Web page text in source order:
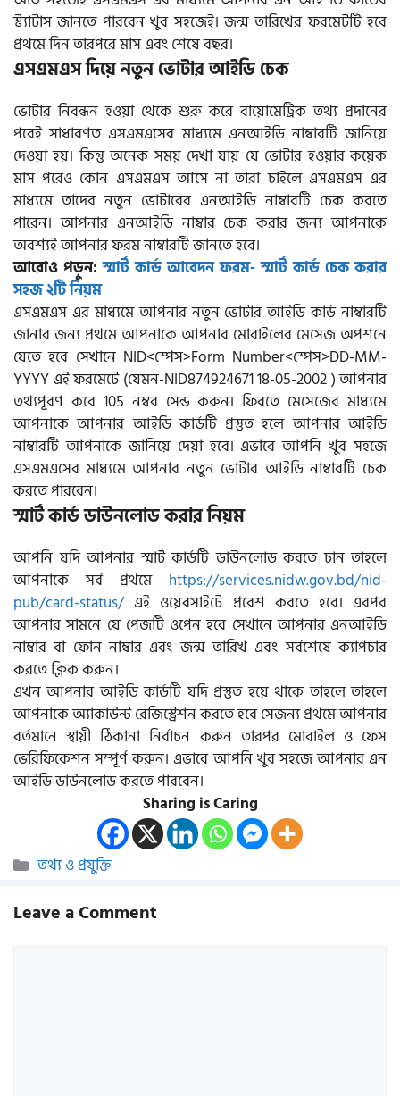
স্ট্যাটাস জানতে পারবেন খুব সহজেই। জন্ম তারিখের ফরমেটটি হবে
প্রথমে দিন তারপরে মাস এবং শেষে বছর।
এসএমএস দিয়ে নতুন ভোটার আইডি চেক
ভোটার নিবন্ধন হওয়া থেকে শুরু করে বায়োমেট্রিক তথ্য প্রদানের
পরেই সাধারণত এসএমএসের মাধ্যমে এনআইডি নাম্বারটি জানিয়ে
দেওয়া হয়। কিন্তু অনেক সময় দেখা যায় যে ভোটার হওয়ার কয়েক
মাস পরেও কোন এসএমএস আসে না তারা চাইলে এসএমএস এর
মাধ্যমে তাদের নতুন ভোটারের এনআইডি নাম্বারটি চেক করতে
পারেন। আপনার এনআইডি নাম্বার চেক করার জন্য আপনাকে
অবশ্যই আপনার ফরম নাম্বারটি জানতে হবে।
আরোও পড়ুন: স্মার্ট কার্ড আবেদন ফরম- স্মার্ট কার্ড চেক করার
সহজ ২টি নিয়ম
এসএমএস এর মাধ্যমে আপনার নতুন ভোটার আইডি কার্ড নাম্বারটি
জানার জন্য প্রথমে আপনাকে আপনার মোবাইলের মেসেজ অপশনে
যেতে হবে সেখানে NID<স্পেস>Form Number<স্পেস>DD-MM-
YYYY এই ফরমেটে (যেমন-NID874924671 18-05-2002 ) আপনার
তথ্যপূরণ করে 105 নম্বর সেন্ড করুন। ফিরতে মেসেজের মাধ্যমে
আপনাকে আপনার আইডি কার্ডটি প্রস্তুত হলে আপনার আইডি
নাম্বারটি আপনাকে জানিয়ে দেয়া হবে। এভাবে আপনি খুব সহজে
এসএমএসের মাধ্যমে আপনার নতুন ভোটার আইডি নাম্বারটি চেক
করতে পারবেন।
স্মার্ট কার্ড ডাউনলোড করার নিয়ম
আপনি যদি আপনার স্মার্ট কার্ডটি ডাউনলোড করতে চান তাহলে
আপনাকে সর্ব প্রথমে https://services.nidw.gov.bd/nid-
pub/card-status/এই ওয়েবসাইটে প্রবেশ করতে হবে। এরপর
আপনার সামনে যে পেজটি ওপেন হবে সেখানে আপনার এনআইডি
নাম্বার বা ফোন নাম্বার এবং জন্ম তারিখ এবং সর্বশেষে ক্যাপচার
করতে ক্লিক করুন।
এখন আপনার আইডি কার্ডটি যদি প্রস্তুত হয়ে থাকে তাহলে তাহলে
আপনাকে অ্যাকাউন্ট রেজিস্ট্রেশন করতে হবে সেজন্য প্রথমে আপনার
বর্তমানে স্থায়ী ঠিকানা নির্বাচন করুন তারপর মোবাইল ও ফেস
ভেরিফিকেশন সম্পূর্ণ করুন। এভাবে আপনি খুব সহজে আপনার এন
আইডি ডাউনলোড করতে পারবেন।
Sharing is Caring
Categories
তথ্য ও প্রযুক্তি
Leave a Comment